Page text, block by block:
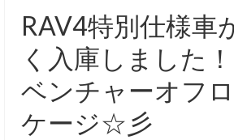
RAV4特別仕様車
く入庫しました
ベンチャーオフ
ケージ☆彡